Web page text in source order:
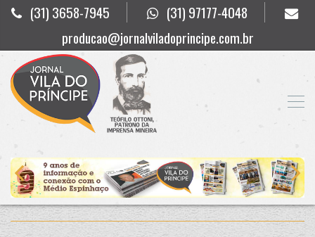
(31) 3658-7945
(31) 97177-4048
producao@jornalviladoprincipe.com.br